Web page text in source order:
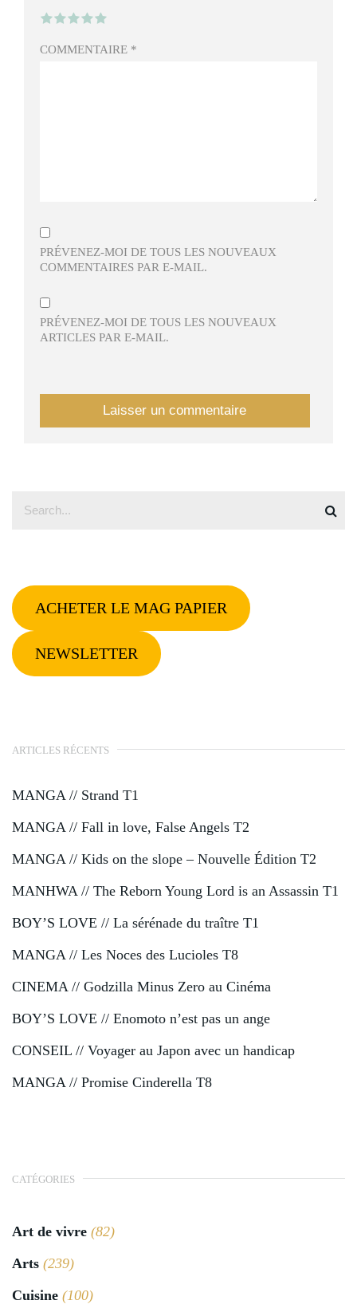
COMMENTAIRE *
PRÉVENEZ-MOI DE TOUS LES NOUVEAUX
COMMENTAIRES PAR E-MAIL.
PRÉVENEZ-MOI DE TOUS LES NOUVEAUX
ARTICLES PAR E-MAIL.
ACHETER LE MAG PAPIER
NEWSLETTER
ARTICLES RÉCENTS
MANGA // Strand T1
MANGA // Fall in love, False Angels T2
MANGA // Kids on the slope – Nouvelle Édition T2
MANHWA // The Reborn Young Lord is an Assassin T1
BOY’S LOVE // La sérénade du traître T1
MANGA // Les Noces des Lucioles T8
CINEMA // Godzilla Minus Zero au Cinéma
BOY’S LOVE // Enomoto n’est pas un ange
CONSEIL // Voyager au Japon avec un handicap
MANGA // Promise Cinderella T8
CATÉGORIES
Art de vivre (82)
Arts (239)
Cuisine (100)